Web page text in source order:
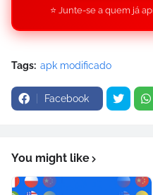
⭐ Junte-se a quem já
Tags: apk modificado
Facebook
You might like